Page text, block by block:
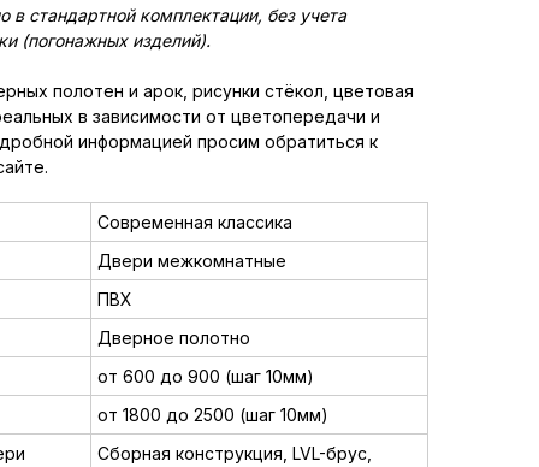
в стандартной комплектации, без учета
(погонажных изделий).
полотен и арок, рисунки стёкол, цветовая
в зависимости от цветопередачи и
информацией просим обратиться к
Современная классика
Двери межкомнатные
ПВХ
Дверное полотно
от 600 до 900 (шаг 10мм)
от 1800 до 2500 (шаг 10мм)
Сборная конструкция, LVL-брус,